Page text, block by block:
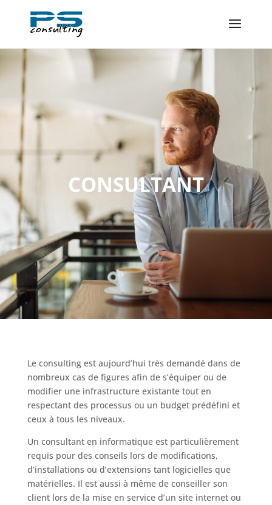
CONSULTANT
Le consulting est aujourd’hui très demandé dans de
nombreux cas de figures afin de s’équiper ou de
modifier une infrastructure existante tout en
respectant des processus ou un budget prédéfini et
ceux à tous les niveaux.
Un consultant en informatique est particulièrement
requis pour des conseils lors de modifications,
d’installations ou d’extensions tant logicielles que
matérielles. Il est aussi à même de conseiller son
client lors de la mise en service d’un site internet ou